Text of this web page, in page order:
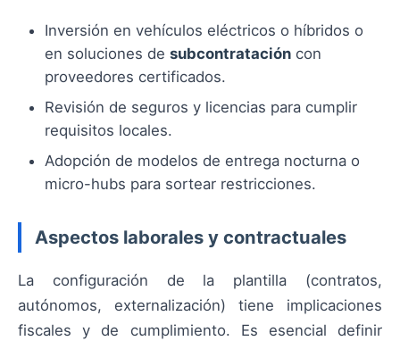
Inversión en vehículos eléctricos o híbridos o
en soluciones de subcontratación con
proveedores certificados.
Revisión de seguros y licencias para cumplir
requisitos locales.
Adopción de modelos de entrega nocturna o
micro-hubs para sortear restricciones.
Aspectos laborales y contractuales
La configuración de la plantilla (contratos,
autónomos, externalización) tiene implicaciones
fiscales y de cumplimiento. Es esencial definir